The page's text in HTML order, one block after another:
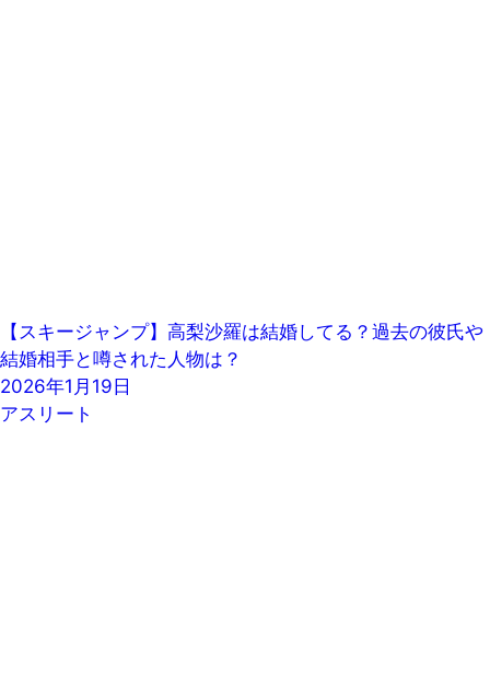
【スキージャンプ】高梨沙羅は結婚してる？過去の彼氏や
結婚相手と噂された人物は？
2026年1月19日
アスリート